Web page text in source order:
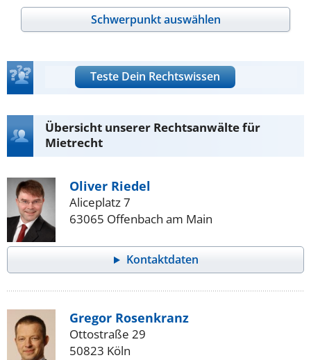
Schwerpunkt auswählen
Teste Dein Rechtswissen
Übersicht unserer Rechtsanwälte für
Mietrecht
Oliver Riedel
Aliceplatz 7
63065 Offenbach am Main
Kontaktdaten
Gregor Rosenkranz
Ottostraße 29
50823 Köln